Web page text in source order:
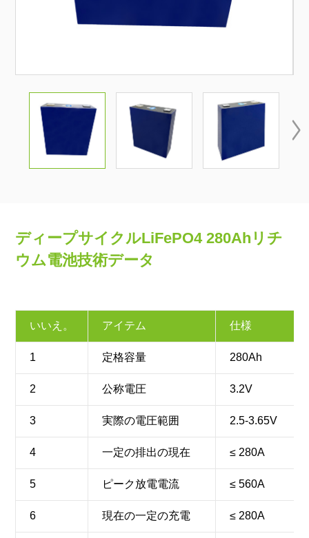

ディープサイクルLiFePO4 280Ahリチ
ウム電池技術データ
いいえ。 アイテム 仕様
1 定格容量 280Ah
2 公称電圧 3.2V
3 実際の電圧範囲 2.5-3.65V
4 一定の排出の現在 ≤ 280A
5 ピーク放電電流 ≤ 560A
6 現在の一定の充電 ≤ 280A